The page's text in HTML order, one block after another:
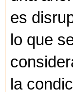
es
lo que
la